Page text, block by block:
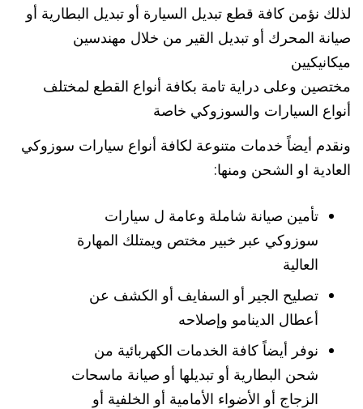
لذلك نؤمن كافة قطع تبديل السيارة أو تبديل البطارية أو
صيانة المحرك أو تبديل القير من خلال مهندسين
ميكانيكيين
مختصين وعلى دراية تامة بكافة أنواع القطع لمختلف
أنواع السيارات والسوزوكي خاصة
ونقدم أيضاً خدمات متنوعة لكافة أنواع سيارات سوزوكي
العادية او الشحن ومنها:
تأمين صيانة شاملة وعامة ل سيارات
سوزوكي عبر خبير مختص ويمتلك المهارة
العالية
تصليح الجير أو السفايف أو الكشف عن
أعطال الدينامو وإصلاحه
نوفر أيضاً كافة الخدمات الكهربائية من
شحن البطارية أو تبديلها أو صيانة ماسحات
الزجاج أو الأضواء الأمامية أو الخلفية أو